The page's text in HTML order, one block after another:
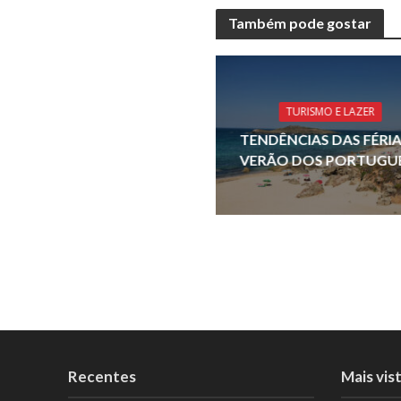
e
b
o
o
k
Também pode gostar
TURISMO E LAZER
TENDÊNCIAS DAS
VERÃO DOS
Recentes Mais